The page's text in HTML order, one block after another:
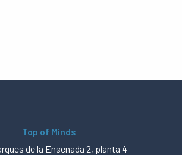
Top of Minds
de la Ensenada 2, planta 4